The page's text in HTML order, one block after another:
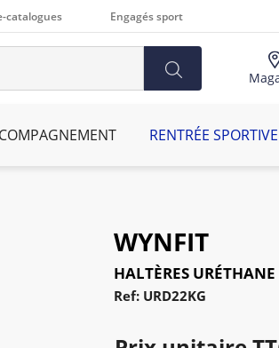
catalogues Engagés sport
RENTRÉE SPORTIVE
WYNFIT
HALTÈRES
Ref: URD22KG